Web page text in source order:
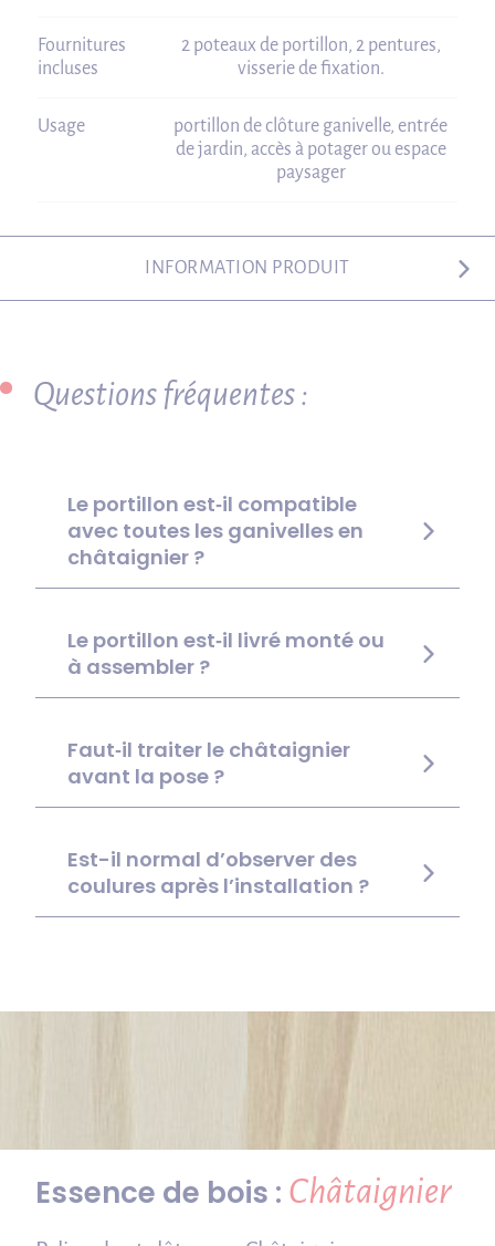
Fournitures
incluses
2 poteaux de portillon, 2 pentures,
visserie de fixation.
Usage
portillon de clôture ganivelle, entrée
de jardin, accès à potager ou espace
paysager
INFORMATION PRODUIT
Questions fréquentes :
Le portillon est‑il compatible
avec toutes les ganivelles en
châtaignier ?
Le portillon est‑il livré monté ou
à assembler ?
Faut‑il traiter le châtaignier
avant la pose ?
Est-il normal d’observer des
coulures après l’installation ?
Essence de bois : Châtaignier